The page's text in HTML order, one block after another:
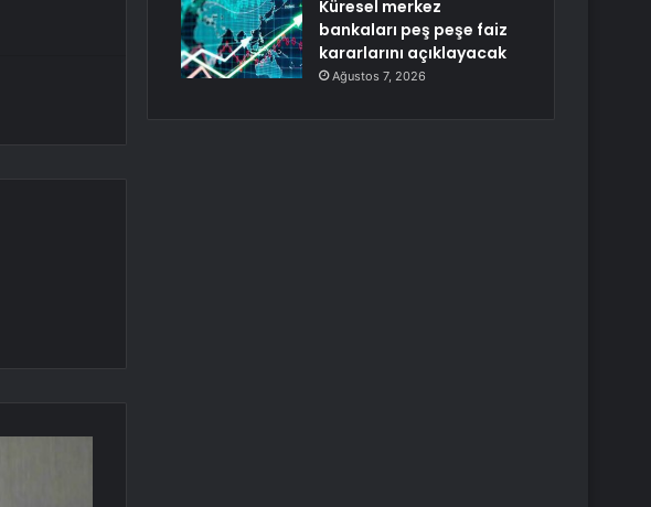
Küresel merkez
bankaları peş peşe faiz
kararlarını açıklayacak
Ağustos 7, 2026